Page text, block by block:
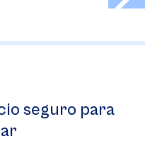
seguro para